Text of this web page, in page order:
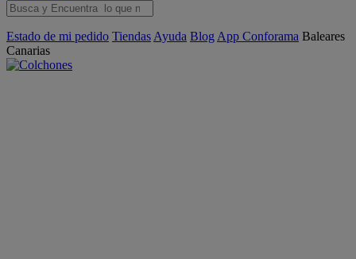
Estado de mi pedido Tiendas Ayuda Blog App Conforama Baleares
Canarias